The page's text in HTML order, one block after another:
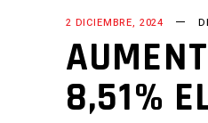
2 DICIEMBRE, 2024
8,51%